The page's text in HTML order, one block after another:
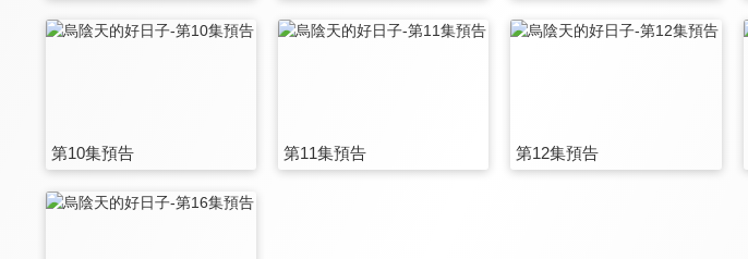
第10集預告 第11集預告 第12集預告